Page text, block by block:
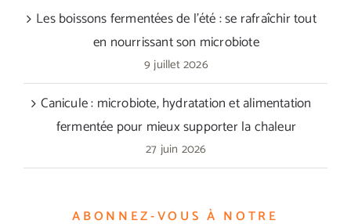
Les boissons fermentées de l’été : se rafraîchir tout
en nourrissant son microbiote
9 juillet 2026
Canicule : microbiote, hydratation et alimentation
fermentée pour mieux supporter la chaleur
27 juin 2026
ABONNEZ-VOUS À NOTRE